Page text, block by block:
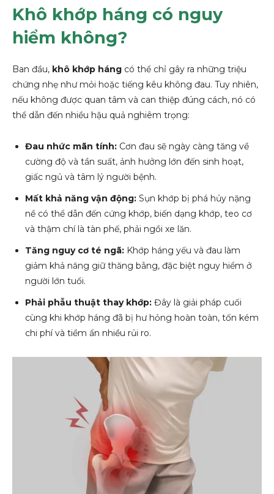
Khô khớp háng có nguy
hiểm không?
Ban đầu, khô khớp háng có thể chỉ gây ra những triệu
chứng nhẹ như mỏi hoặc tiếng kêu không đau. Tuy nhiên,
nếu không được quan tâm và can thiệp đúng cách, nó có
thể dẫn đến nhiều hậu quả nghiêm trọng:
Đau nhức mãn tính: Cơn đau sẽ ngày càng tăng về
cường độ và tần suất, ảnh hưởng lớn đến sinh hoạt,
giấc ngủ và tâm lý người bệnh.
Mất khả năng vận động: Sụn khớp bị phá hủy nặng
nề có thể dẫn đến cứng khớp, biến dạng khớp, teo cơ
và thậm chí là tàn phế, phải ngồi xe lăn.
Tăng nguy cơ té ngã: Khớp háng yếu và đau làm
giảm khả năng giữ thăng bằng, đặc biệt nguy hiểm ở
người lớn tuổi.
Phải phẫu thuật thay khớp: Đây là giải pháp cuối
cùng khi khớp háng đã bị hư hỏng hoàn toàn, tốn kém
chi phí và tiềm ẩn nhiều rủi ro.